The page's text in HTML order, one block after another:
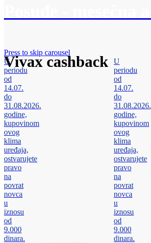
Vivax cashback
Press to skip carousel
U
periodu
od
14.07.
do
31.08.2026.
godine,
kupovinom
ovog
klima
uređaja,
ostvarujete
pravo
na
povrat
novca
u
iznosu
od
9.000
dinara.
U
periodu
od
14.07.
do
31.08.2026.
godine,
kupovinom
ovog
klima
uređaja,
ostvarujete
pravo
na
povrat
novca
u
iznosu
od
9.000
dinara.